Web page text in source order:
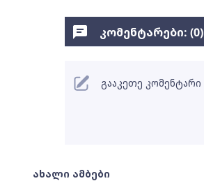
ახალი ამბები
კომენტარები: (0)
გააკეთე კომენტარი